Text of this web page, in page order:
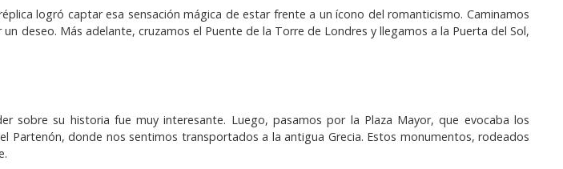
logró captar esa sensación mágica de estar frente a un ícono del romanticismo. Caminamos
deseo. Más adelante, cruzamos el Puente de la Torre de Londres y llegamos a la Puerta del Sol,
sobre su historia fue muy interesante. Luego, pasamos por la Plaza Mayor, que evocaba los
donde nos sentimos transportados a la antigua Grecia. Estos monumentos, rodeados